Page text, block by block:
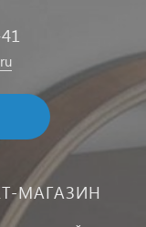
МАГАЗИН